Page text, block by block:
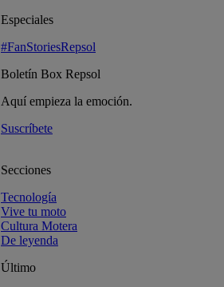
Especiales
#FanStoriesRepsol
Boletín Box Repsol
Aquí empieza la emoción.
Suscríbete
Secciones
Tecnología
Vive tu moto
Cultura Motera
De leyenda
Último